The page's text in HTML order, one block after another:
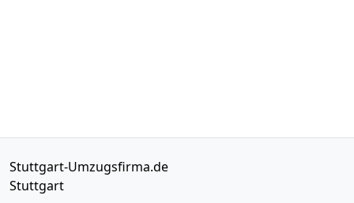
Stuttgart-Umzugsfirma.de
Stuttgart